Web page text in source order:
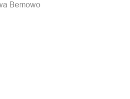
Bemowo